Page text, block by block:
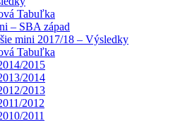
Tabuľka
– SBA západ
mini 2017/18 – Výsledky
Tabuľka
2015
2014
2013
2012
2011